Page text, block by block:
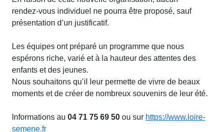
rendez‑vous individuel ne pourra être proposé, sauf
présentation d’un justificatif.
Les équipes ont préparé un programme que nous
espérons riche, varié et à la hauteur des attentes des
enfants et des jeunes.
Nous souhaitons qu’il leur permette de vivre de beaux
moments et de créer de nombreux souvenirs de leur été.
Informations au 04 71 75 69 50 ou sur https://www.loire-
semene.fr